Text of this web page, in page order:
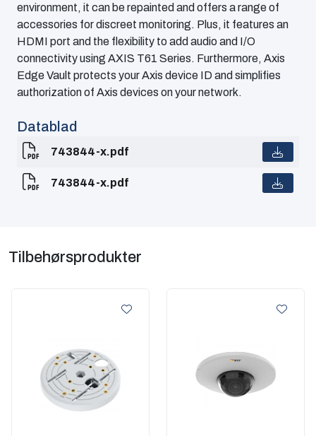
environment, it can be repainted and offers a range of
accessories for discreet monitoring. Plus, it features an
HDMI port and the flexibility to add audio and I/O
connectivity using AXIS T61 Series. Furthermore, Axis
Edge Vault protects your Axis device ID and simplifies
authorization of Axis devices on your network.
Datablad
743844-x.pdf
743844-x.pdf
Tilbehørsprodukter